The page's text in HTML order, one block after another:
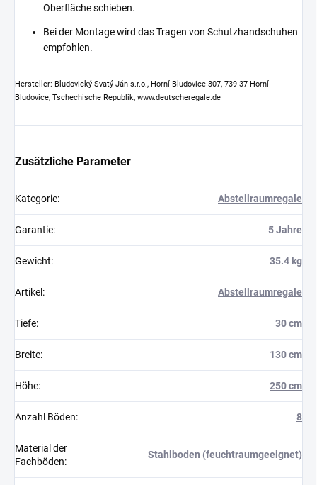
Oberfläche schieben.
Bei der Montage wird das Tragen von Schutzhandschuhen
empfohlen.
Hersteller: Bludovický Svatý Ján s.r.o., Horní Bludovice 307, 739 37 Horní
Bludovice, Tschechische Republik, www.deutscheregale.de
Zusätzliche Parameter
Kategorie: Abstellraumregale
Garantie: 5 Jahre
Gewicht: 35.4 kg
Artikel : Abstellraumregale
Tiefe: 30 cm
Breite: 130 cm
Höhe: 250 cm
Anzahl Böden: 8
Material der
Fachböden:
Stahlboden (feuchtraumgeeignet)